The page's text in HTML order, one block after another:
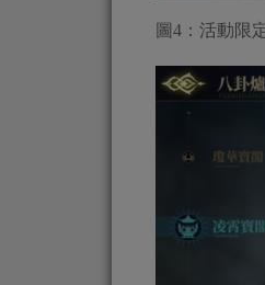
圖4：活動限